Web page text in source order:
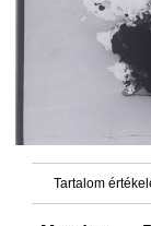
Tartalom